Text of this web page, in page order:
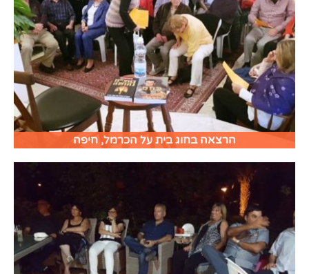
הרצאה בחוג בית על הכרמל, חיפה